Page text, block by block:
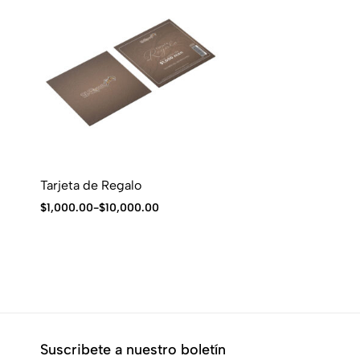
Tarjeta de Regalo
$1,000.00-$10,000.00
Suscribete a nuestro boletín